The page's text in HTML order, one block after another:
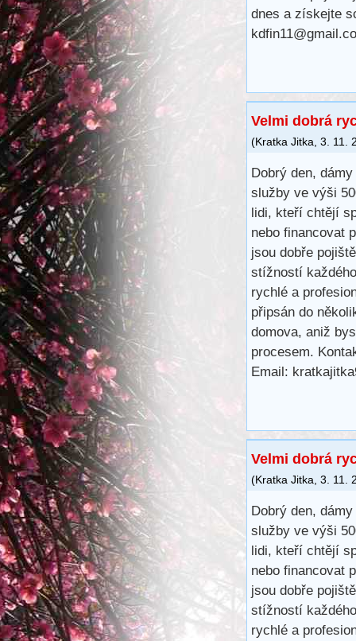
dnes a získejte
Velmi dobrá
(Kratka Jitka 3. 11.
Dobrý den,
služby ve výši
lidi, kteří chtějí
nebo financovat
jsou dobře
stížností
rychlé a
připsán do
domova, aniž
procesem.
Email:
Velmi dobrá
(Kratka Jitka 3. 11.
Dobrý den,
služby ve výši
lidi, kteří chtějí
nebo financovat
jsou dobře
stížností
rychlé a